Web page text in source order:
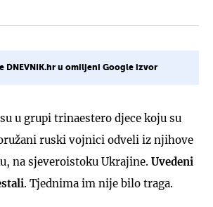
DNEVNIK.hr u omiljeni Google izvor
u grupi trinaestero djece koju su
ruski vojnici odveli iz njihove
na sjeveroistoku Ukrajine. Uvedeni
. Tjednima im nije bilo traga.